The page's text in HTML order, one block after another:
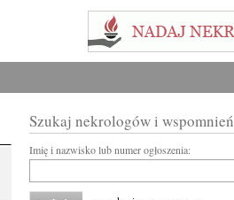
Szukaj nekrologów i wspomnień
Imię i nazwisko lub numer ogłoszenia: